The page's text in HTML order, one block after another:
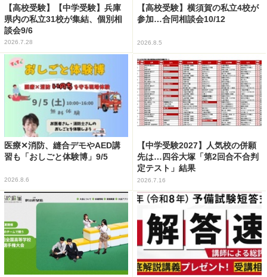
【高校受験】【中学受験】兵庫
県内の私立31校が集結、個別相
談会9/6
2026.7.28
【高校受験】横須賀の私立4校が
参加…合同相談会10/12
2026.8.5
医療✕消防、縫合デモやAED講
習も「おしごと体験博」9/5
2026.8.6
【中学受験2027】人気校の併願
先は…四谷大塚「第2回合不合判
定テスト」結果
2026.7.16